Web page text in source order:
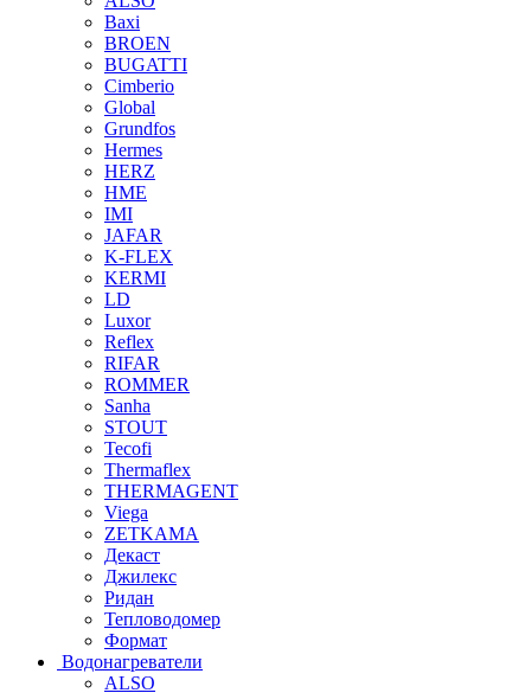
Baxi
BROEN
BUGATTI
Cimberio
Global
Grundfos
Hermes
HERZ
HME
IMI
JAFAR
K-FLEX
KERMI
LD
Luxor
Reflex
RIFAR
ROMMER
Sanha
STOUT
Tecofi
Thermaflex
THERMAGENT
Viega
ZETKAMA
Декаст
Джилекс
Ридан
Тепловодомер
Формат
Водонагреватели
ALSO